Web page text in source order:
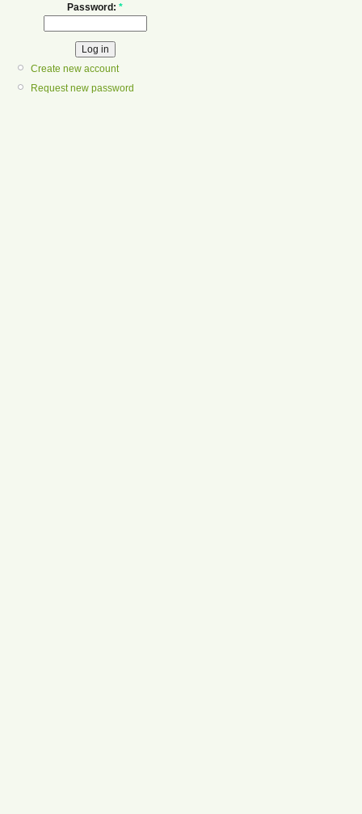
Password: *
Create new account
Request new password